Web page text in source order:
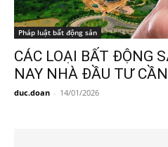
Pháp luật bất động sản
CÁC LOẠI BẤT ĐỘNG
NAY NHÀ ĐẦU TƯ
duc.doan - 14/01/2026